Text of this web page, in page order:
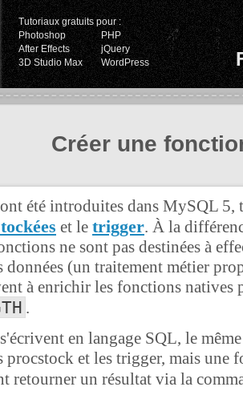
Tutoriaux gratuits pour :
Photoshop
PHP
After Effects
jQuery
3D Studio Max
WordPress
Créer une
été introduites dans MySQL 5,
et le trigger. À la
ne sont pas destinées à
données (un traitement métier
à enrichir les fonctions natives
.
en langage SQL, le
procstock et les trigger, mais une
retourner un résultat via la